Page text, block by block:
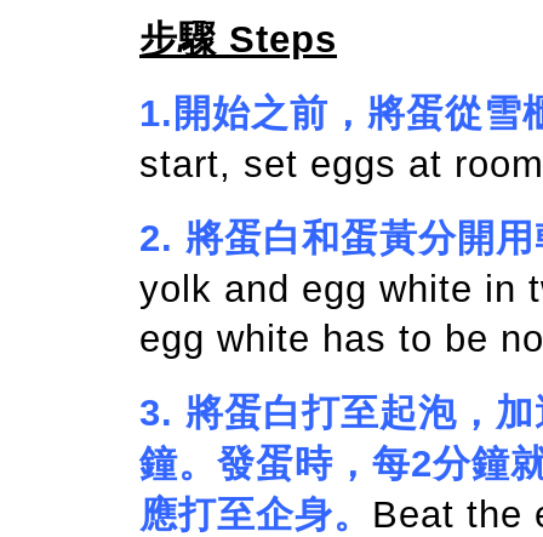
步驟 Steps
1. 開始之前，將蛋從雪
start, set eggs at
2. 將蛋白和蛋黃分開
yolk and egg white in
egg white has to be
3. 將蛋白打至起泡，
鐘。發蛋時，每2分鐘
應打至企身。 Beat the